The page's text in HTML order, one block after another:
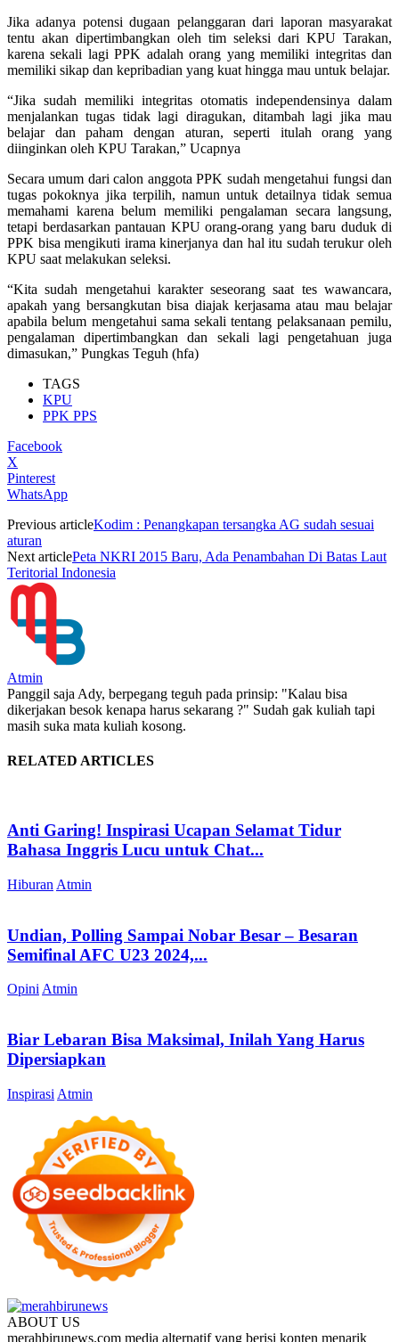
Jika adanya potensi dugaan pelanggaran dari laporan masyarakat
tentu akan dipertimbangkan oleh tim seleksi dari KPU Tarakan,
karena sekali lagi PPK adalah orang yang memiliki integritas dan
memiliki sikap dan kepribadian yang kuat hingga mau untuk belajar.
“Jika sudah memiliki integritas otomatis independensinya dalam
menjalankan tugas tidak lagi diragukan, ditambah lagi jika mau
belajar dan paham dengan aturan, seperti itulah orang yang
diinginkan oleh KPU Tarakan,” Ucapnya
Secara umum dari calon anggota PPK sudah mengetahui fungsi dan
tugas pokoknya jika terpilih, namun untuk detailnya tidak semua
memahami karena belum memiliki pengalaman secara langsung,
tetapi berdasarkan pantauan KPU orang-orang yang baru duduk di
PPK bisa mengikuti irama kinerjanya dan hal itu sudah terukur oleh
KPU saat melakukan seleksi.
“Kita sudah mengetahui karakter seseorang saat tes wawancara,
apakah yang bersangkutan bisa diajak kerjasama atau mau belajar
apabila belum mengetahui sama sekali tentang pelaksanaan pemilu,
pengalaman dipertimbangkan dan sekali lagi pengetahuan juga
dimasukan,” Pungkas Teguh (hfa)
TAGS
KPU
PPK PPS
Facebook
X
Pinterest
WhatsApp
Previous articleKodim : Penangkapan tersangka AG sudah sesuai
aturan
Next articlePeta NKRI 2015 Baru, Ada Penambahan Di Batas Laut
Teritorial Indonesia
Atmin
Panggil saja Ady, berpegang teguh pada prinsip: "Kalau bisa
dikerjakan besok kenapa harus sekarang ?" Sudah gak kuliah tapi
masih suka mata kuliah kosong.
RELATED ARTICLES
Anti Garing! Inspirasi Ucapan Selamat Tidur
Bahasa Inggris Lucu untuk Chat...
Hiburan Atmin
Undian, Polling Sampai Nobar Besar – Besaran
Semifinal AFC U23 2024,...
Opini Atmin
Biar Lebaran Bisa Maksimal, Inilah Yang Harus
Dipersiapkan
Inspirasi Atmin
ABOUT US
merahbirunews.com media alternatif yang berisi konten menarik